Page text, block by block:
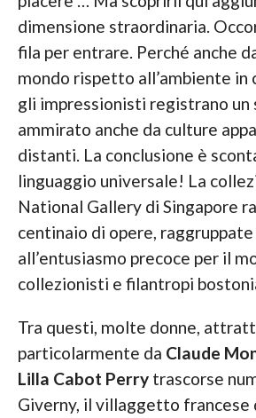
dimensione straordinaria.
fila per entrare. Perché anche
mondo rispetto all’ambiente in
gli impressionisti registrano un
ammirato anche da culture
distanti. La conclusione è
linguaggio universale! La
National Gallery di Singapore
centinaio di opere,
all’entusiasmo precoce per il
collezionisti e filantropi
Tra questi, molte donne,
particolarmente da Claude
Lilla Cabot Perrytrascorse
Giverny, il villaggetto francese